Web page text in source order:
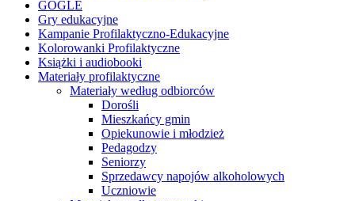
GOGLE
Gry edukacyjne
Kampanie Profilaktyczno-Edukacyjne
Kolorowanki Profilaktyczne
Książki i audiobooki
Materiały profilaktyczne
Materiały według odbiorców
Dorośli
Mieszkańcy gmin
Opiekunowie i młodzież
Pedagodzy
Seniorzy
Sprzedawcy napojów alkoholowych
Uczniowie